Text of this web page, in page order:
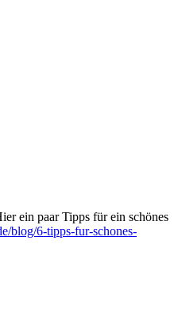
ein paar Tipps für ein schönes
blog/6-tipps-fur-schones-